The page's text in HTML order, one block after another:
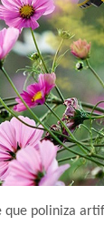
poliniza